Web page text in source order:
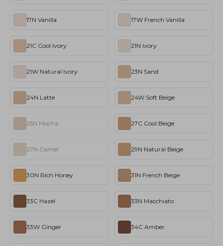
17N Vanilla 17W French Vanilla
21C Cool Ivory 21N Ivory
21W Natural Ivory 23N Sand
24N Latte 24W Soft Beige
25N Mocha 27C Cool Beige
27N Camel 29N Natural Beige
30N Rich Honey 31N French Beige
33C Hazel 33N Macchiato
33W Ginger 34C Amber